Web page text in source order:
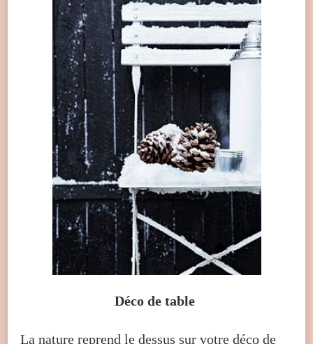
Déco de table
La nature reprend le dessus sur votre déco de